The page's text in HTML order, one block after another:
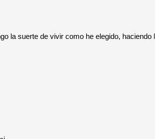
la suerte de vivir como he elegido, haciendo